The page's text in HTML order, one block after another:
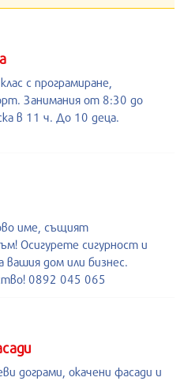
с програмиране,
Занимания от 8:30 до
в 11 ч. До 10 деца.
име, същият
Осигурете сигурност и
вашия дом или бизнес.
0892 045 065
дограми, окачени фасади и